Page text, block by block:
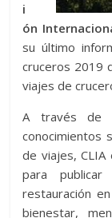
i
ón
su último
cruceros 2019
viajes de
A través de
conocimientos
de viajes,
para
restauración
bienestar,